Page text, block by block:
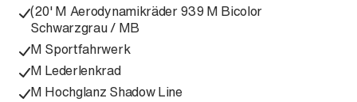
(20' M Aerodynamikräder 939 M Bicolor
Schwarzgrau / MB
M Sportfahrwerk
M Lederlenkrad
M Hochglanz Shadow Line